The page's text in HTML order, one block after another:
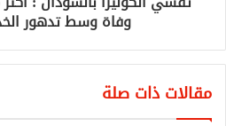
وفاة وسط تدهور
مقالات ذات صلة